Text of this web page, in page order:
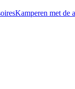
Kamperen met de